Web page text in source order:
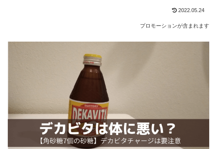
2022.05.24
プロモーションが含まれます